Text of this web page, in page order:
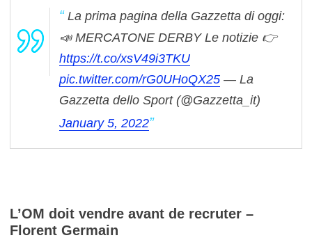
La prima pagina della Gazzetta di oggi:
📣 MERCATONE DERBY Le notizie 👉
https://t.co/xsV49i3TKU
pic.twitter.com/rG0UHoQX25 — La
Gazzetta dello Sport (@Gazzetta_it)
January 5, 2022
L’OM doit vendre avant de recruter –
Florent Germain